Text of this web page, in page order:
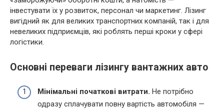
інвестувати їх у розвиток, персонал чи маркетинг. Лізинг
вигідний як для великих транспортних компаній, так і для
невеликих підприємців, які роблять перші кроки у сфері
логістики.
Основні переваги лізингу вантажних авто
Мінімальні початкові витрати. Не потрібно
одразу сплачувати повну вартість автомобіля —